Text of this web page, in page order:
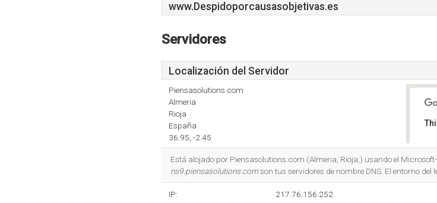
www.Despidoporcausasobjetivas.es
Servidores
Localización del Servidor
Piensasolutions.com
Almeria
Rioja
España
36.95, -2.45
Está alojado por Piensasolutions.com (Almeria, Rioja,) usando el Microsoft-
ns9.piensasolutions.comson tus servidores de nombre DNS. El entorno del
IP: 217.76.156.252